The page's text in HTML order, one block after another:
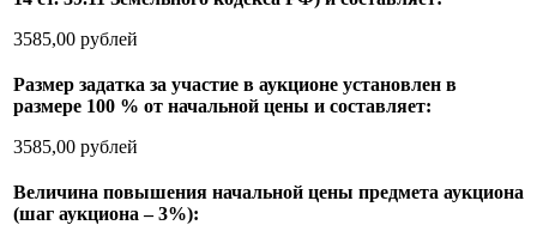
3585,00 рублей
Размер задатка за участие в аукционе установлен в
размере 100 % от начальной цены и составляет:
3585,00 рублей
Величина повышения начальной цены предмета аукциона
(шаг аукциона – 3%):